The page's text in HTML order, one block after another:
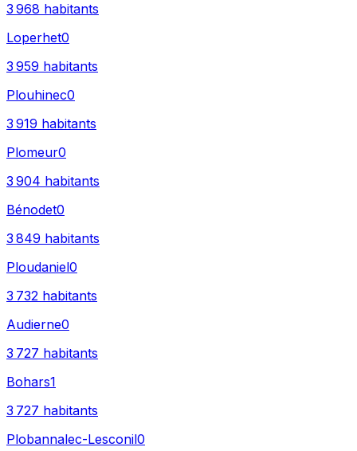
3 968 habitants
Loperhet0
3 959 habitants
Plouhinec0
3 919 habitants
Plomeur0
3 904 habitants
Bénodet0
3 849 habitants
Ploudaniel0
3 732 habitants
Audierne0
3 727 habitants
Bohars1
3 727 habitants
Plobannalec-Lesconil0